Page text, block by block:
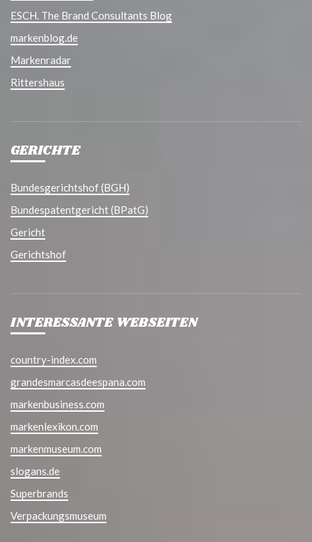
ESCH. The Brand Consultants Blog
markenblog.de
Markenradar
Rittershaus
GERICHTE
Bundesgerichtshof (BGH)
Bundespatentgericht (BPatG)
Gericht
Gerichtshof
INTERESSANTE WEBSEITEN
country-index.com
grandesmarcasdeespana.com
markenbusiness.com
markenlexikon.com
markenmuseum.com
slogans.de
Superbrands
Verpackungsmuseum